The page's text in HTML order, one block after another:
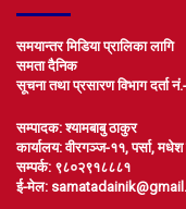
समयान्तर मिडिया प्रालिका लागि
समता दैनिक
सूचना तथा प्रसारण विभाग
सम्पादक: श्यामबाबु ठाकुर
कार्यालय: वीरगञ्ज-११, पर्सा,
सम्पर्क: ९८०२९१८८८१
ई-मेल: